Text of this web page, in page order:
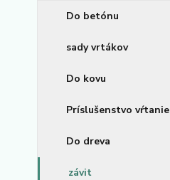
Do betónu
sady vrtákov
Do kovu
Príslušenstvo vŕtanie
Do dreva
závit